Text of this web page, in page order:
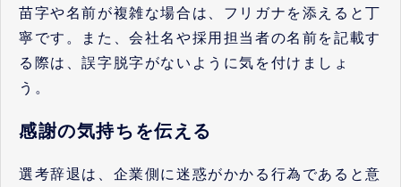
苗字や名前が複雑な場合は、フリガナを添えると丁
寧です。また、会社名や採用担当者の名前を記載す
る際は、誤字脱字がないように気を付けましょ
う。
感謝の気持ちを伝える
選考辞退は、企業側に迷惑がかかる行為であると意